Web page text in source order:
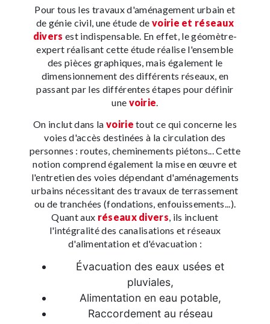
Pour tous les travaux d'aménagement urbain et
de génie civil, une étude de voirie et réseaux
divers est indispensable. En effet, le géomètre-
expert réalisant cette étude réalise l'ensemble
des pièces graphiques, mais également le
dimensionnement des différents réseaux, en
passant par les différentes étapes pour définir
une voirie.
On inclut dans la voirietout ce qui concerne les
voies d'accès destinées à la circulation des
personnes : routes, cheminements piétons... Cette
notion comprend également la mise en œuvre et
l'entretien des voies dépendant d'aménagements
urbains nécessitant des travaux de terrassement
ou de tranchées (fondations, enfouissements...).
Quant aux réseaux divers, ils incluent
l'intégralité des canalisations et réseaux
d'alimentation et d'évacuation :
Évacuation des eaux usées et
pluviales,
Alimentation en eau potable,
Raccordement au réseau